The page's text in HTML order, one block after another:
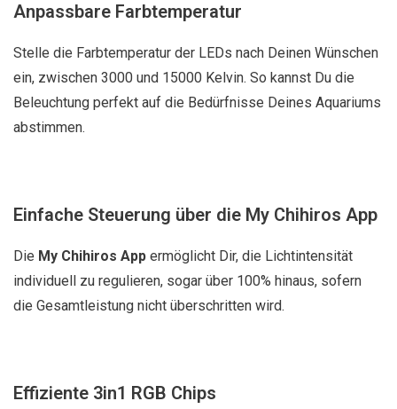
Anpassbare Farbtemperatur
Stelle die Farbtemperatur der LEDs nach Deinen Wünschen
ein, zwischen 3000 und 15000 Kelvin. So kannst Du die
Beleuchtung perfekt auf die Bedürfnisse Deines Aquariums
abstimmen.
Einfache Steuerung über die My Chihiros App
Die My Chihiros App ermöglicht Dir, die Lichtintensität
individuell zu regulieren, sogar über 100% hinaus, sofern
die Gesamtleistung nicht überschritten wird.
Effiziente 3in1 RGB Chips